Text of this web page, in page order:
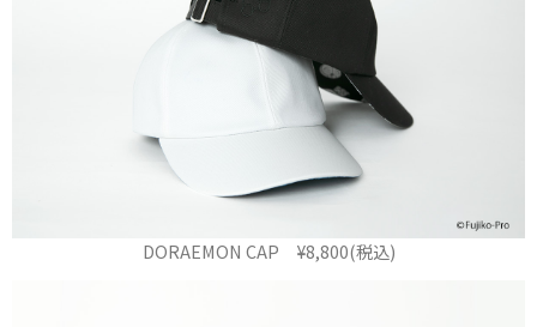
DORAEMON CAP ¥8,800(税込)